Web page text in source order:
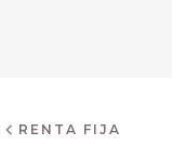
RENTA FIJA